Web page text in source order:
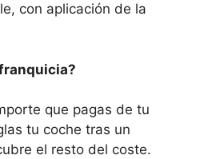
con aplicación de la
que pagas de tu
tu coche tras un
el resto del coste.